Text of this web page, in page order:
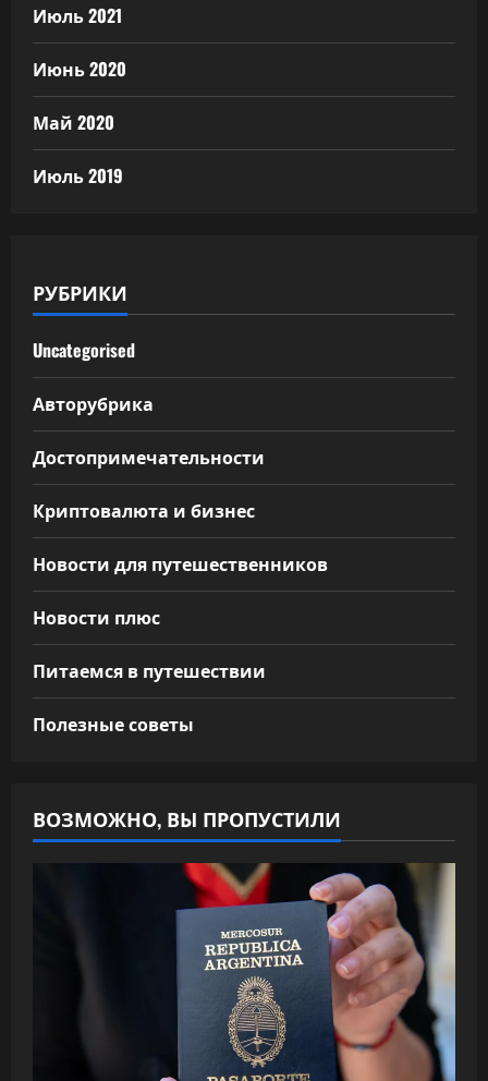
Июль 2021
Июнь 2020
Май 2020
Июль 2019
РУБРИКИ
Uncategorised
Авторубрика
Достопримечательности
Криптовалюта и бизнес
Новости для путешественников
Новости плюс
Питаемся в путешествии
Полезные советы
ВОЗМОЖНО, ВЫ ПРОПУСТИЛИ